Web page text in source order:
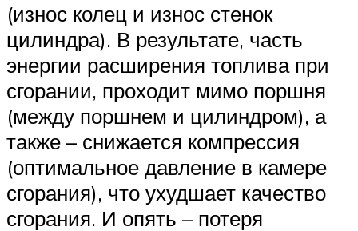
(износ колец и износ стенок
цилиндра). В результате, часть
энергии расширения топлива при
сгорании, проходит мимо поршня
(между поршнем и цилиндром), а
также – снижается компрессия
(оптимальное давление в камере
сгорания), что ухудшает качество
сгорания. И опять – потеря